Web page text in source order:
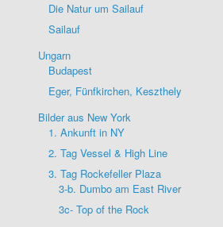
Die Natur um Sailauf
Sailauf
Ungarn
Budapest
Eger, Fünfkirchen, Keszthely
Bilder aus New York
1. Ankunft in NY
2. Tag Vessel & High Line
3. Tag Rockefeller Plaza
3-b. Dumbo am East River
3c- Top of the Rock